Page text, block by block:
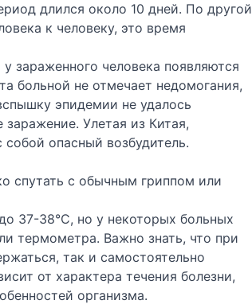
длился около 10 дней. По другой
к человеку, это время
зараженного человека появляются
больной не отмечает недомогания,
эпидемии не удалось
Улетая из Китая,
опасный возбудитель.
спутать с обычным гриппом или
37-38°С, но у некоторых больных
термометра. Важно знать, что при
так и самостоятельно
от характера течения болезни,
организма.